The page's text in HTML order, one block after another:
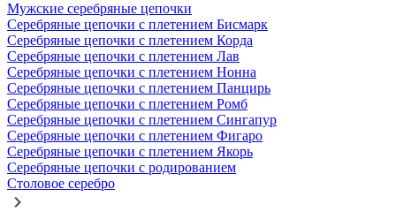
Мужские серебряные цепочки
Серебряные цепочки с плетением Бисмарк
Серебряные цепочки с плетением Корда
Серебряные цепочки с плетением Лав
Серебряные цепочки с плетением Нонна
Серебряные цепочки с плетением Панцирь
Серебряные цепочки с плетением Ромб
Серебряные цепочки с плетением Сингапур
Серебряные цепочки с плетением Фигаро
Серебряные цепочки с плетением Якорь
Серебряные цепочки с родированием
Столовое серебро